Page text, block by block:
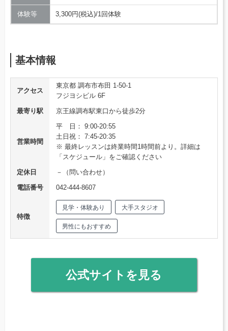
体験等 3,300円(税込)/1回体験
基本情報
アクセス
東京都 調布市布田 1-50-1
フジヨシビル 6F
最寄り駅
京王線調布駅東口から徒歩2分
営業時間
平 日： 9:00-20:55
土日祝： 7:45-20:35
※ 最終レッスンは終業時間1時間前より。詳細は
「スケジュール」をご確認ください
定休日
－（問い合わせ）
電話番号
042-444-8607
特徴
見学・体験あり 大手スタジオ
男性にもおすすめ
公式サイトを見る